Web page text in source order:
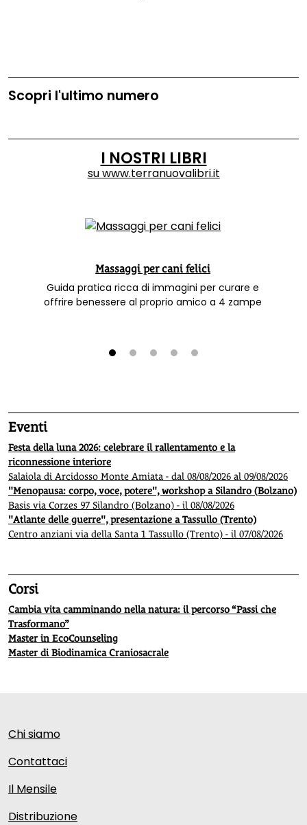
Scopri l'ultimo numero
I NOSTRI LIBRI
suwww.terranuovalibri.it
Massaggi per cani felici
Guida pratica ricca di immagini per curare e
offrire benessere al proprio amico a 4 zampe
Eventi
Festa della luna 2026: celebrare il rallentamento e la
riconnessione interiore
Salaiola di Arcidosso Monte Amiata - dal 08/08/2026 al 09/08/2026
"Menopausa: corpo, voce, potere", workshop a Silandro (Bolzano)
Basis via Corzes 97 Silandro (Bolzano) - il 08/08/2026
"Atlante delle guerre", presentazione a Tassullo (Trento)
Centro anziani via della Santa 1 Tassullo (Trento) - il 07/08/2026
Corsi
Cambia vita camminando nella natura: il percorso “Passi che
Trasformano”
Master in EcoCounseling
Master di Biodinamica Craniosacrale
Chi siamo
Contattaci
Il Mensile
Distribuzione